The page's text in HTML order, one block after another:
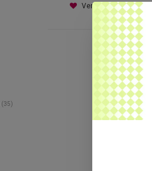
(35)
Verlanglijst